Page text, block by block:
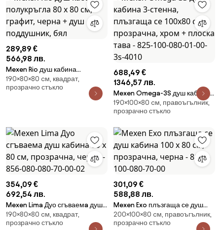
289,89 €
566,98 лв.
Mexen Rio душ кабина
полукръгла 80 x 80 см, графит,
черна + душ поддушник, бял
190×80×80 cм, квадрат,
прозрачно стъкло
688,49 €
1346,57 лв.
Mexen Omega-3S душ кабина
3-стенна, плъзгаща се 100x80
см, прозрачна, хром + плоска
4010
190×100×80 cм, правоъгълник,
прозрачно стъкло
354,09 €
692,54 лв.
Mexen Lima Дуо сгъваемa душ
кабина 80 x 80 см, прозрачна,
черна - 856-080-080-70-00-
190×80×80 cм, квадрат,
прозрачно стъкло
301,09 €
588,88 лв.
Mexen Exo плъзгаща се душ
кабина 100 x 80 см, прозрачна,
черна - 8151-100-080-70-00
200×100×80 cм, правоъгълник,
прозрачно стъкло